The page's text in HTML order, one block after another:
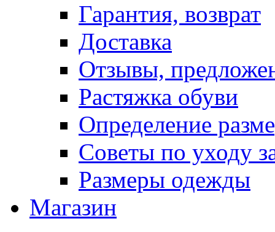
Гарантия, возврат
Доставка
Отзывы,
Растяжка обуви
Определение
Советы по уходу
Размеры одежды
Магазин